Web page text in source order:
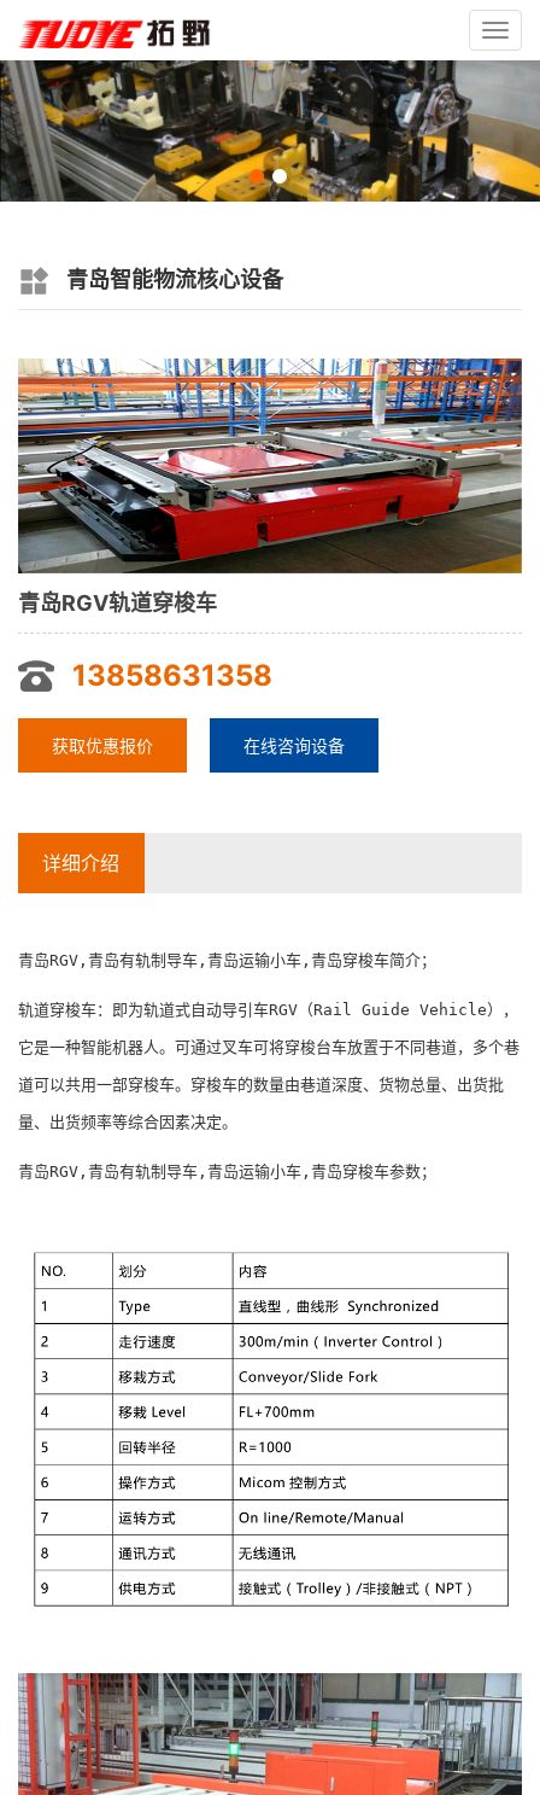
青岛智能物流核心设备
青岛RGV轨道穿梭车
13858631358
获取优惠报价 在线咨询设备
详细介绍
青岛RGV,青岛有轨制导车,青岛运输小车,青岛穿梭车简介；
轨道穿梭车：即为轨道式自动导引车RGV（Rail Guide Vehicle），
它是一种智能机器人。可通过叉车可将穿梭台车放置于不同巷道，多个巷
道可以共用一部穿梭车。穿梭车的数量由巷道深度、货物总量、出货批
量、出货频率等综合因素决定。
青岛RGV,青岛有轨制导车,青岛运输小车,青岛穿梭车参数；